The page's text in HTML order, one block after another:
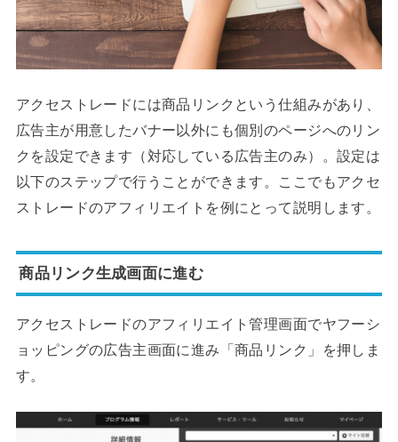
アクセストレードには商品リンクという仕組みがあり、
広告主が用意したバナー以外にも個別のページへのリン
クを設定できます（対応している広告主のみ）。設定は
以下のステップで行うことができます。ここでもアクセ
ストレードのアフィリエイトを例にとって説明します。
商品リンク生成画面に進む
アクセストレードのアフィリエイト管理画面でヤフーシ
ョッピングの広告主画面に進み「商品リンク」を押しま
す。